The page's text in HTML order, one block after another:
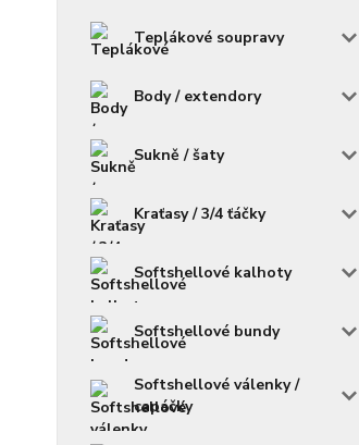
Teplákové soupravy
Body / extendory
Sukně / šaty
Kraťasy / 3/4 ťáčky
Softshellové kalhoty
Softshellové bundy
Softshellové válenky /
capáčky